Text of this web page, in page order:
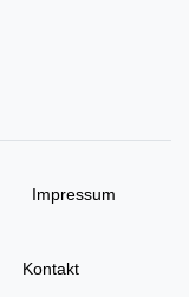
Impressum
Kontakt